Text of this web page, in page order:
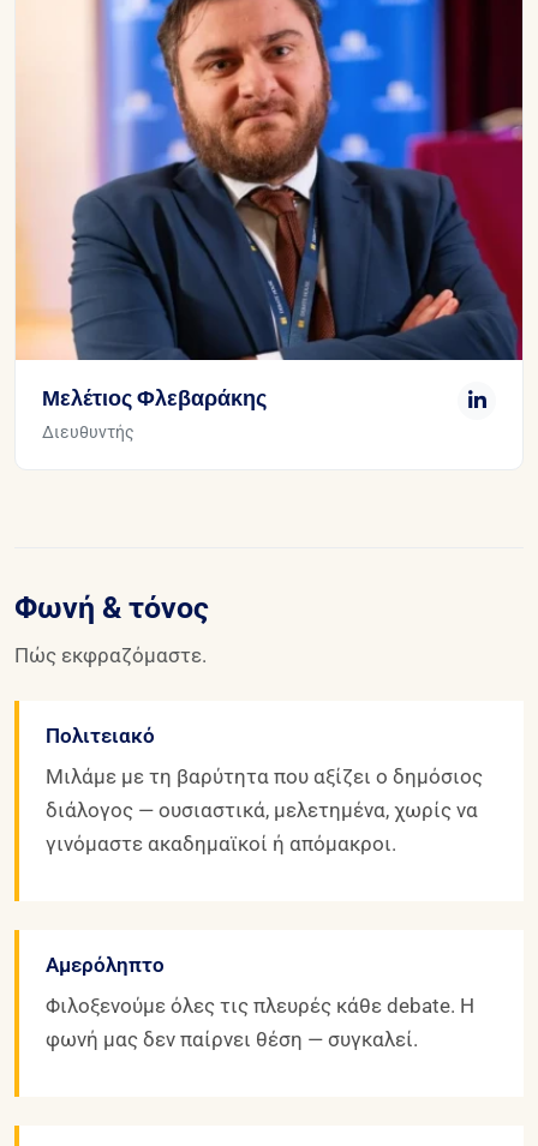
Μελέτιος Φλεβαράκης
Διευθυντής
Φωνή & τόνος
Πώς εκφραζόμαστε.
Πολιτειακό
Μιλάμε με τη βαρύτητα που αξίζει ο δημόσιος
διάλογος — ουσιαστικά, μελετημένα, χωρίς να
γινόμαστε ακαδημαϊκοί ή απόμακροι.
Αμερόληπτο
Φιλοξενούμε όλες τις πλευρές κάθε debate. Η
φωνή μας δεν παίρνει θέση — συγκαλεί.